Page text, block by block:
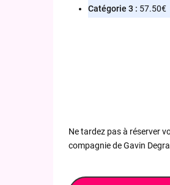
Catégorie 3 : 57.50€
Ne tardez pas à réserver
compagnie de Gavin